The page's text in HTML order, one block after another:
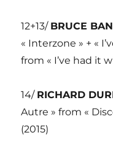
12+13/ BRUCE
« Interzone » + «
from « I’ve had it
14/ RICHARD
Autre » from «
(2015)